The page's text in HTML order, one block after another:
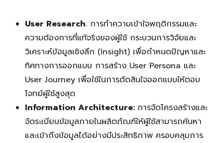
User Research: การทำความเข้าใจพฤติกรรมและ
ความต้องการที่แท้จริงของผู้ใช้ กระบวนการวิจัยและ
วิเคราะห์ข้อมูลเชิงลึก (Insight) เพื่อกำหนดปัญหาและ
ทิศทางการออกแบบ การสร้าง User Persona และ
User Journey เพื่อใช้ในการตัดสินใจออกแบบให้ตอบ
โจทย์ผู้ใช้สูงสุด
Information Architecture: การจัดโครงสร้างและ
จัดระเบียบข้อมูลภายในผลิตภัณฑ์ให้ผู้ใช้สามารถค้นหา
และเข้าถึงข้อมูลได้อย่างมีประสิทธิภาพ ครอบคลุมการ